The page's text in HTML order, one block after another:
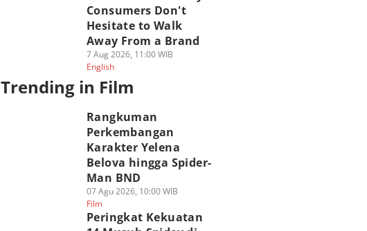
Consumers Don't
Hesitate to Walk
Away From a Brand
7 Aug 2026, 11:00 WIB
English
Trending in Film
Rangkuman
Perkembangan
Karakter Yelena
Belova hingga Spider-
Man BND
07 Agu 2026, 10:00 WIB
Film
Peringkat Kekuatan